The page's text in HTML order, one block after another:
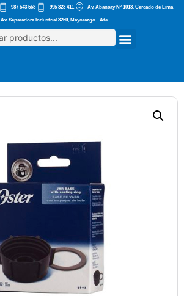
987 543 568 995 323 411 Av. Abancay Nº 1013, Cercado de Lima
Av. Separadora Industrial 3260, Mayorazgo - Ate